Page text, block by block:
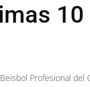
10
Profesional del